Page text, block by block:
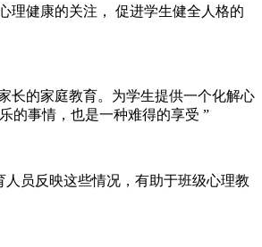
理健康的关注， 促进学生健全人格的
长的家庭教育。为学生提供一个化解心
的事情，也是一种难得的享受 ”
员反映这些情况，有助于班级心理教